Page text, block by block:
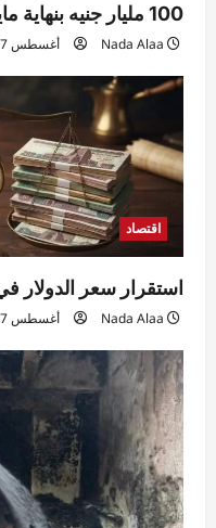
100 مليار جنيه بنهاية مايو 2026
Nada Alaa أغسطس 7, 2026
اقتصاد
استقرار سعر الدولار
Nada Alaa أغسطس 7, 2026